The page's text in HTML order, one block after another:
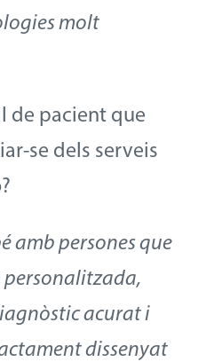
molt
de pacient que
se dels serveis
amb persones que
acurat i
dissenyat